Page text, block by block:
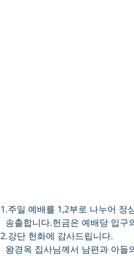
1.주일 예배를 1,2부로 나누어 정
송출합니다.헌금은 예배당 입구
2.강단 헌화에 감사드립니다.
왕경옥 집사님께서 남편과 아들